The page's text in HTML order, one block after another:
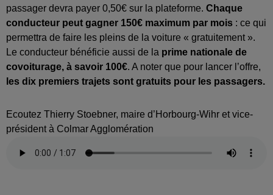
passager devra payer 0,50€ sur la plateforme. Chaque
conducteur peut gagner 150€ maximum par mois : ce qui
permettra de faire les pleins de la voiture « gratuitement ».
Le conducteur bénéficie aussi de la prime nationale de
covoiturage, à savoir 100€. A noter que pour lancer l’offre,
les dix premiers trajets sont gratuits pour les passagers.
Ecoutez Thierry Stoebner, maire d’Horbourg-Wihr et vice-
président à Colmar Agglomération